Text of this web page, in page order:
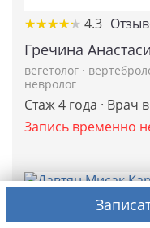
★★★★★
★★★★★ 4.3
Гречина
вегетолог ·
невролог
Стаж 4 года · Врач
Запись временно